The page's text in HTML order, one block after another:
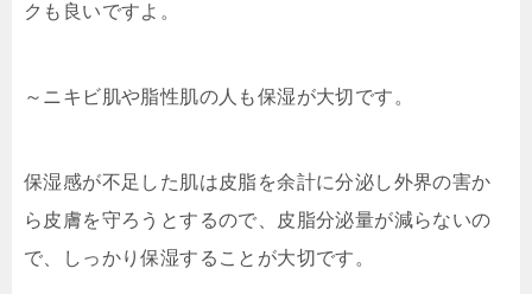
クも良いですよ。
～ニキビ肌や脂性肌の人も保湿が大切です。
保湿感が不足した肌は皮脂を余計に分泌し外界の害か
ら皮膚を守ろうとするので、皮脂分泌量が減らないの
で、しっかり保湿することが大切です。